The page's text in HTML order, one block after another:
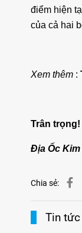
điểm hiện
của cả hai
Xem thêm :
Trân trọng!
Địa Ốc
Chia sẻ:
Tin